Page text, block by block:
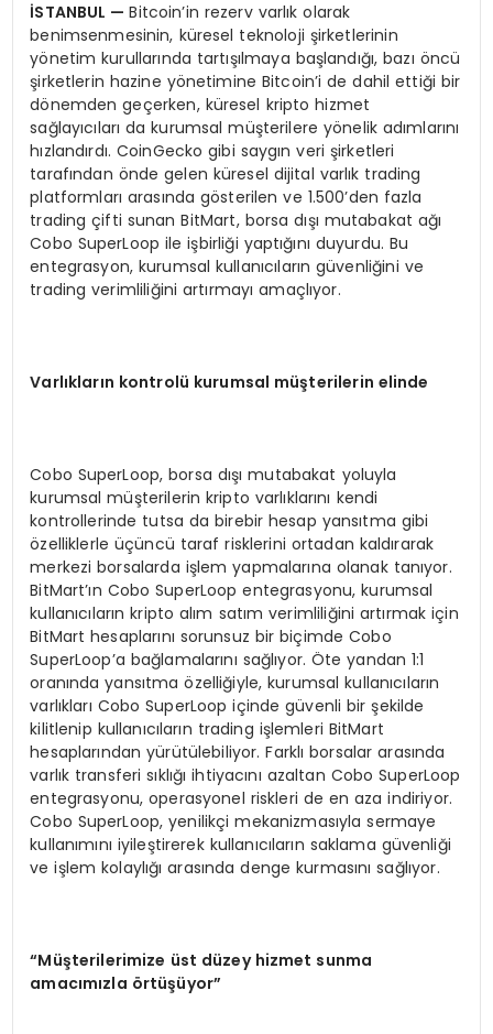
İSTANBUL —Bitcoin’in rezerv varlık olarak
benimsenmesinin, küresel teknoloji şirketlerinin
yönetim kurullarında tartışılmaya başlandığı, bazı öncü
şirketlerin hazine yönetimine Bitcoin’i de dahil ettiği bir
dönemden geçerken, küresel kripto hizmet
sağlayıcıları da kurumsal müşterilere yönelik adımlarını
hızlandırdı. CoinGecko gibi saygın veri şirketleri
tarafından önde gelen küresel dijital varlık trading
platformları arasında gösterilen ve 1.500’den fazla
trading çifti sunan BitMart, borsa dışı mutabakat ağı
Cobo SuperLoop ile işbirliği yaptığını duyurdu. Bu
entegrasyon, kurumsal kullanıcıların güvenliğini ve
trading verimliliğini artırmayı amaçlıyor.
Varlıkların kontrolü kurumsal müşterilerin elinde
Cobo SuperLoop, borsa dışı mutabakat yoluyla
kurumsal müşterilerin kripto varlıklarını kendi
kontrollerinde tutsa da birebir hesap yansıtma gibi
özelliklerle üçüncü taraf risklerini ortadan kaldırarak
merkezi borsalarda işlem yapmalarına olanak tanıyor.
BitMart’ın Cobo SuperLoop entegrasyonu, kurumsal
kullanıcıların kripto alım satım verimliliğini artırmak için
BitMart hesaplarını sorunsuz bir biçimde Cobo
SuperLoop’a bağlamalarını sağlıyor. Öte yandan 1:1
oranında yansıtma özelliğiyle, kurumsal kullanıcıların
varlıkları Cobo SuperLoop içinde güvenli bir şekilde
kilitlenip kullanıcıların trading işlemleri BitMart
hesaplarından yürütülebiliyor. Farklı borsalar arasında
varlık transferi sıklığı ihtiyacını azaltan Cobo SuperLoop
entegrasyonu, operasyonel riskleri de en aza indiriyor.
Cobo SuperLoop, yenilikçi mekanizmasıyla sermaye
kullanımını iyileştirerek kullanıcıların saklama güvenliği
ve işlem kolaylığı arasında denge kurmasını sağlıyor.
“Müşterilerimize üst düzey hizmet sunma
amacımızla örtüşüyor”